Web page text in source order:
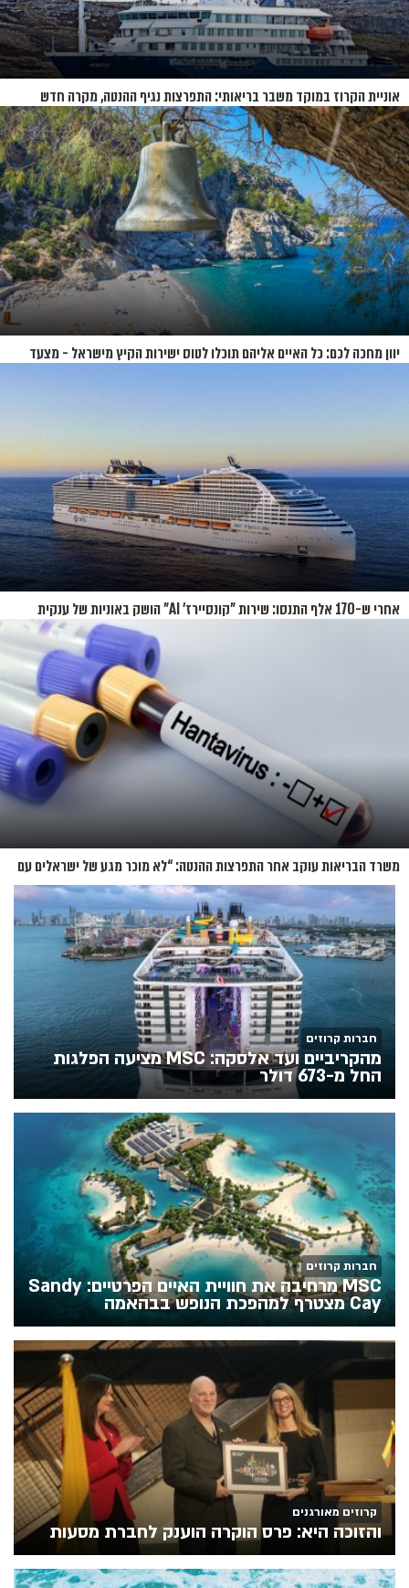
אוניית הקרוז במוקד משבר בריאותי: התפרצות נגיף ההנטה, מקרה חדש
בשווייץ ומחלוקת בין מדינות
יוון מחכה לכם: כל האיים אליהם תוכלו לטוס ישירות הקיץ מישראל - מצעד
אחרי ש-170 אלף התנסו: שירות "קונסיירז' AI" הושק באוניות של ענקית
משרד הבריאות עוקב אחר התפרצות ההנטה: “לא מוכר מגע של ישראלים עם
החולים”
חברות קרוזים
מהקריביים ועד אלסקה: MSC מציעה הפלגות
החל מ-673 דולר
חברות קרוזים
MSC מרחיבה את חוויית האיים הפרטיים: Sandy
Cay מצטרף למהפכת הנופש בבהאמה
קרוזים מאורגנים
והזוכה היא: פרס הוקרה הוענק לחברת מסעות